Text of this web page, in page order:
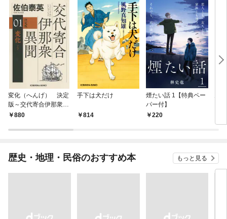
変化（へんげ） 決定
版～交代寄合伊那衆異
聞（1）～
880
手下は犬だけ
814
煙たい話 1【特典ペー
パー付】
220
歴史・地理・民俗のおすすめ本 もっと見る